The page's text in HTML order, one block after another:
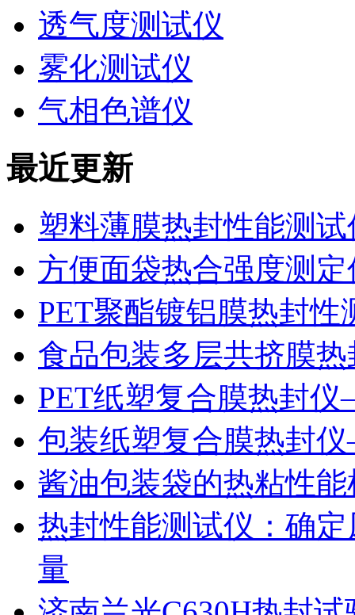
透气度测试仪
雾化测试仪
气相色谱仪
最近更新
塑料薄膜热封性能测
方便面袋热合强度测
PET聚酯镀铝膜热封性
食品包装多层共挤膜
PET纸塑复合膜热封
包装纸塑复合膜热封
酱油包装袋的热粘性
热封性能测试仪：确
量